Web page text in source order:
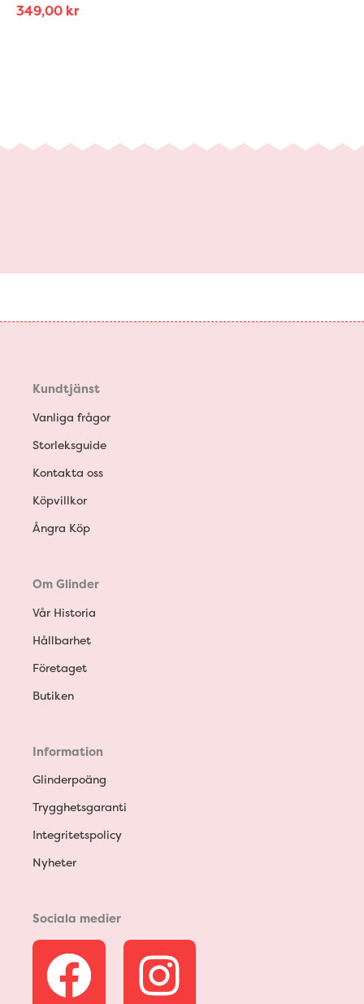
349,00 kr
Kundtjänst
Vanliga frågor
Storleksguide
Kontakta oss
Köpvillkor
Ångra Köp
Om Glinder
Vår Historia
Hållbarhet
Företaget
Butiken
Information
Glinderpoäng
Trygghetsgaranti
Integritetspolicy
Nyheter
Sociala medier
F I